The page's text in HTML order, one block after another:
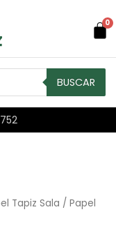
0
BUSCAR
Tapiz Sala / Papel